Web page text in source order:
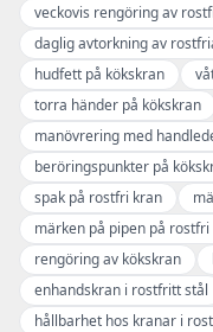
veckovis rengöring av
daglig avtorkning av
hudfett på kökskran
torra händer på kökskran
manövrering med
beröringspunkter på
spak på rostfri kran
märken på pipen på rostfri
rengöring av kökskran
enhandskran i rostfritt stål
hållbarhet hos kranar i